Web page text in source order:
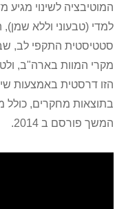
המוטיבציה לשינוי מגיע מדר
למדי (טבעוני וללא שמן),
סטטיסטית התקפי לב, שבץ,
מקרי המוות בארה"ב,
הזו דרסטית באמצעות
בתוצאות מחקרים, כולל
המשך פורסם ב 2014.